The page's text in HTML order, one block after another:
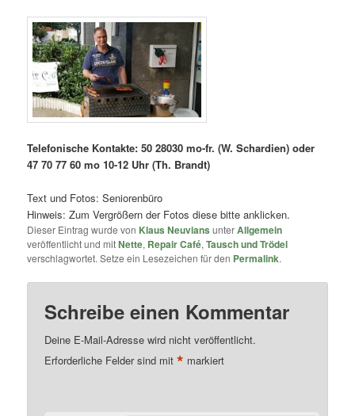
Telefonische Kontakte: 50 28030 mo-fr. (W. Schardien) oder
47 70 77 60 mo 10-12 Uhr (Th. Brandt)
Text und Fotos: Seniorenbüro
Hinweis: Zum Vergrößern der Fotos diese bitte anklicken.
Dieser Eintrag wurde von Klaus Neuvians unterAllgemein
veröffentlicht und mitNette, Repair Café,Tausch und Trödel
verschlagwortet. Setze ein Lesezeichen für den Permalink.
Schreibe einen Kommentar
Deine E-Mail-Adresse wird nicht veröffentlicht.
Erforderliche Felder sind mit* markiert